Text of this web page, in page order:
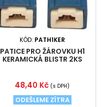
KÓD: PATH1KER
PATICE PRO ŽÁROVKU H1
KERAMICKÁ BLISTR 2KS
Cena
48,40 Kč (s DPH)
ODEŠLEME ZÍTRA